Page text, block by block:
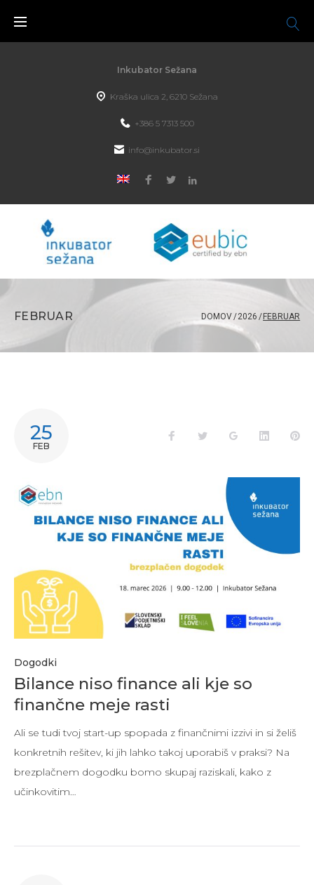
Inkubator Sežana
Kraška ulica 2, 6210 Sežana
+386 5 7313 500
info@inkubator.si
FEBRUAR DOMOV/2026 / FEBRUAR
25
FEB
Dogodki
Bilance niso finance ali kje so
finančne meje rasti
Ali se tudi tvoj start-up spopada z finančnimi izzivi in si želiš
konkretnih rešitev, ki jih lahko takoj uporabiš v praksi? Na
brezplačnem dogodku bomo skupaj raziskali, kako z
učinkovitim…